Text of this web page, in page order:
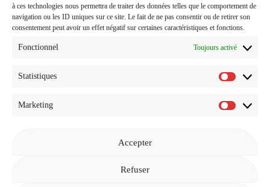
à ces technologies nous permettra de traiter des données telles que le comportement de
navigation ou les ID uniques sur ce site. Le fait de ne pas consentir ou de retirer son
consentement peut avoir un effet négatif sur certaines caractéristiques et fonctions.
Fonctionnel Toujours activé
Statistiques
Marketing
Accepter
Refuser